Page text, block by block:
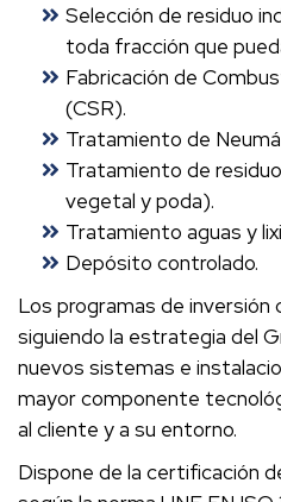
Selección de residuo
toda fracción que
Fabricación de
(CSR).
Tratamiento de
Tratamiento de
vegetal y poda).
Tratamiento aguas y
Depósito controlado.
Los programas de
siguiendo la estrategia del
nuevos sistemas e
mayor componente
al cliente y a su entorno.
Dispone de la certificación